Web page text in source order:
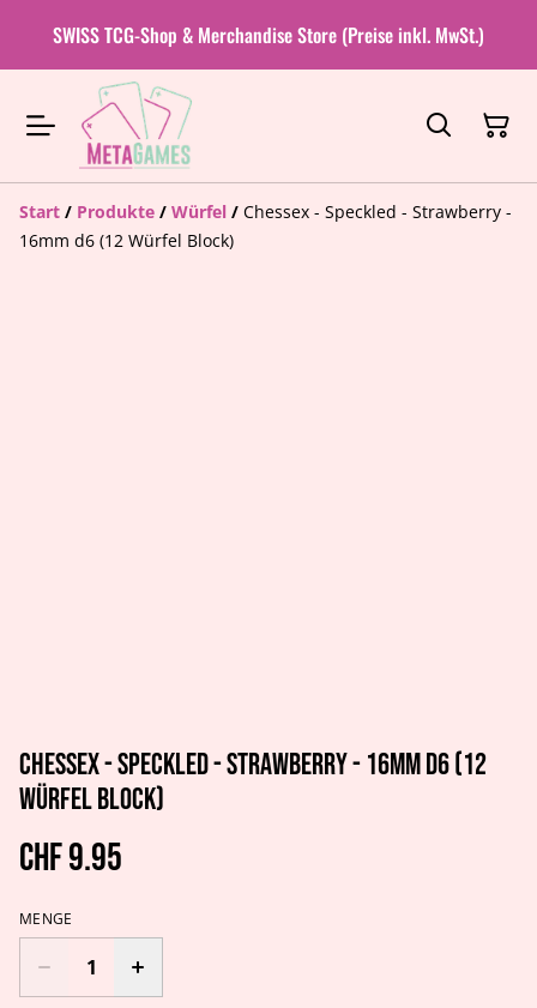
SWISS TCG-Shop & Merchandise Store (Preise inkl. MwSt.)
Start / Produkte / Würfel / Chessex - Speckled - Strawberry -
16mm d6 (12 Würfel Block)
Chessex - Speckled - Strawberry - 16mm d6 (12
Würfel Block)
CHF 9.95
MENGE